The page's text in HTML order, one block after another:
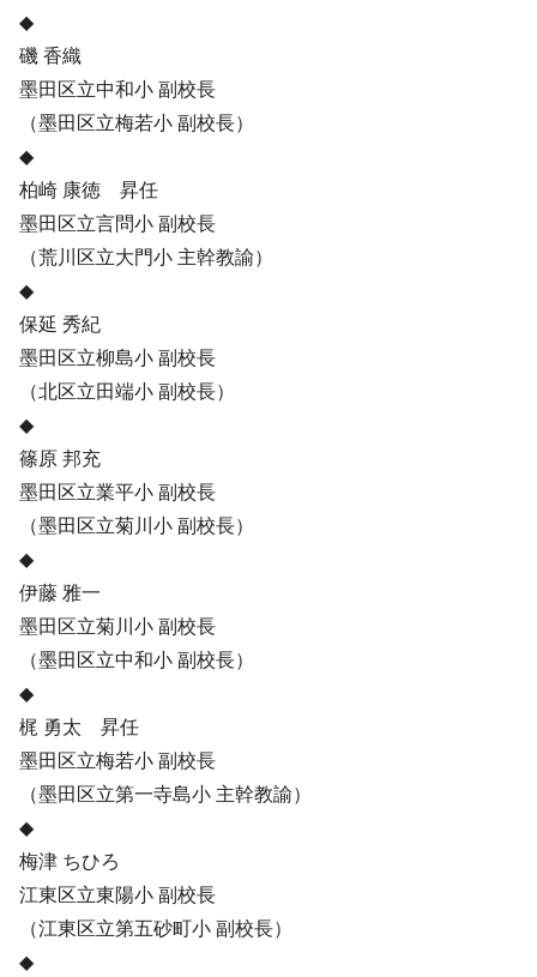
◆
磯 香織
墨田区立中和小 副校長
（墨田区立梅若小 副校長）
◆
柏崎 康徳 昇任
墨田区立言問小 副校長
（荒川区立大門小 主幹教諭）
◆
保延 秀紀
墨田区立柳島小 副校長
（北区立田端小 副校長）
◆
篠原 邦充
墨田区立業平小 副校長
（墨田区立菊川小 副校長）
◆
伊藤 雅一
墨田区立菊川小 副校長
（墨田区立中和小 副校長）
◆
梶 勇太 昇任
墨田区立梅若小 副校長
（墨田区立第一寺島小 主幹教諭）
◆
梅津 ちひろ
江東区立東陽小 副校長
（江東区立第五砂町小 副校長）
◆